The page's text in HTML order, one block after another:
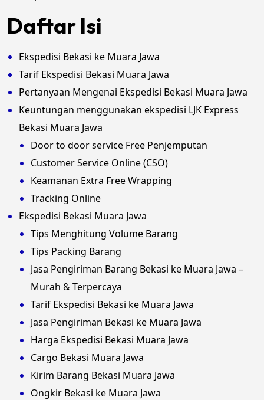
Daftar Isi
Ekspedisi Bekasi ke Muara Jawa
Tarif Ekspedisi Bekasi Muara Jawa
Pertanyaan Mengenai Ekspedisi Bekasi Muara Jawa
Keuntungan menggunakan ekspedisi LJK Express
Bekasi Muara Jawa
Door to door service Free Penjemputan
Customer Service Online (CSO)
Keamanan Extra Free Wrapping
Tracking Online
Ekspedisi Bekasi Muara Jawa
Tips Menghitung Volume Barang
Tips Packing Barang
Jasa Pengiriman Barang Bekasi ke Muara Jawa –
Murah & Terpercaya
Tarif Ekspedisi Bekasi ke Muara Jawa
Jasa Pengiriman Bekasi ke Muara Jawa
Harga Ekspedisi Bekasi Muara Jawa
Cargo Bekasi Muara Jawa
Kirim Barang Bekasi Muara Jawa
Ongkir Bekasi ke Muara Jawa